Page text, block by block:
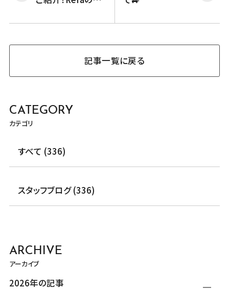
記事一覧に戻る
CATEGORY
カテゴリ
すべて (336)
スタッフブログ (336)
ARCHIVE
アーカイブ
2026年の記事